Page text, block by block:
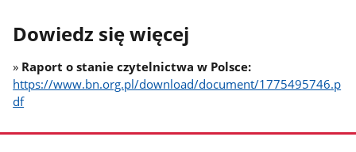
Dowiedz się więcej
» Raport o stanie czytelnictwa w Polsce:
https://www.bn.org.pl/download/document/1775495746.p
df